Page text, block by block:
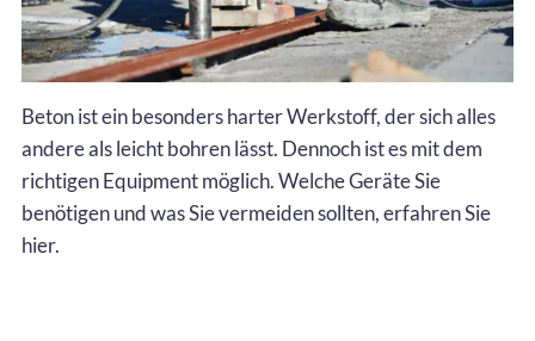
Beton ist ein besonders harter Werkstoff, der sich alles
andere als leicht bohren lässt. Dennoch ist es mit dem
richtigen Equipment möglich. Welche Geräte Sie
benötigen und was Sie vermeiden sollten, erfahren Sie
hier.